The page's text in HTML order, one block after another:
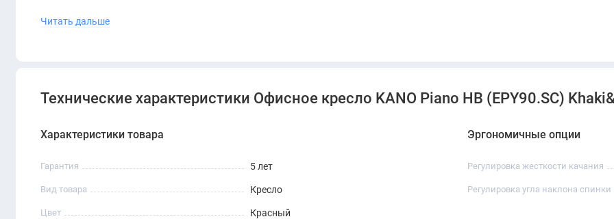
современный вид, подходящий для любого офисного пространства.
Не упустите возможность улучшить рабочую атмосферу с офисным креслом KANO Piano HB в цветовой гамме
Читать дальше
Технические характеристики Офисное кресло KANO Piano HB (EPY90.SC)
Характеристики товара
Гарантия 5 лет
Вид товара Кресло
Цвет Красный
Эргономичные опции
Регулировка жесткости качания
Регулировка угла наклона спинки